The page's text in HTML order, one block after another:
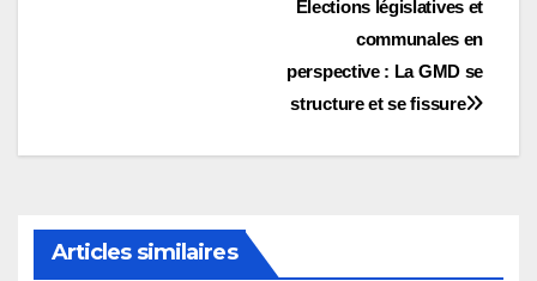
Élections législatives et
communales en
perspective : La GMD se
structure et se fissure
Articles similaires